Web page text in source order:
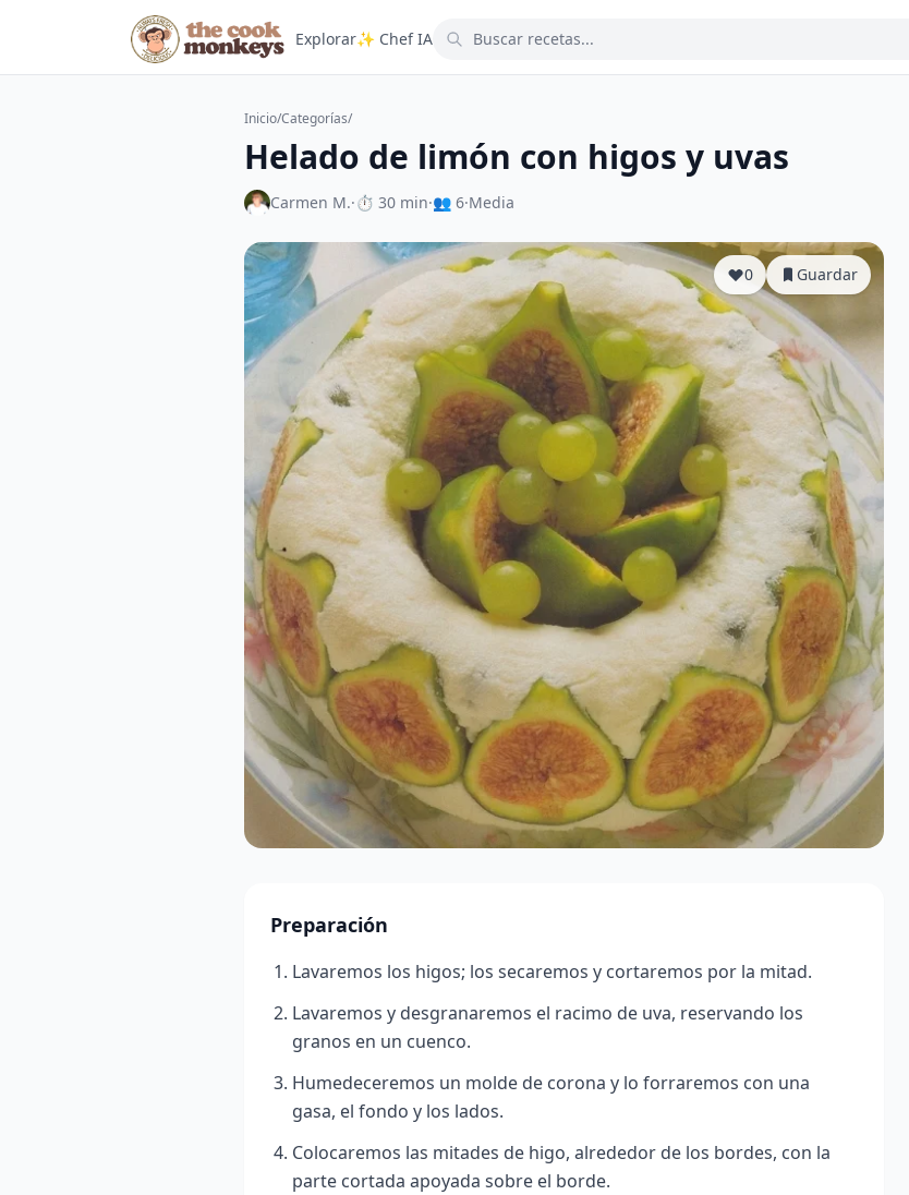
Explorar✨ Chef IA
Inicio/Categorías/
Helado de limón con higos y uvas
Carmen M.·⏱ 30 min·👥 6·Media
0 Guardar
Preparación
Lavaremos los higos; los secaremos y cortaremos por la mitad.
Lavaremos y desgranaremos el racimo de uva, reservando los
granos en un cuenco.
Humedeceremos un molde de corona y lo forraremos con una
gasa, el fondo y los lados.
Colocaremos las mitades de higo, alrededor de los bordes, con la
parte cortada apoyada sobre el borde.